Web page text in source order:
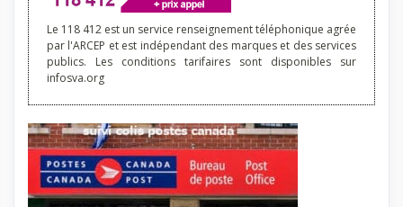
Le 118 412 est un service renseignement téléphonique agrée
par l'ARCEP et est indépendant des marques et des services
publics. Les conditions tarifaires sont disponibles sur
infosva.org